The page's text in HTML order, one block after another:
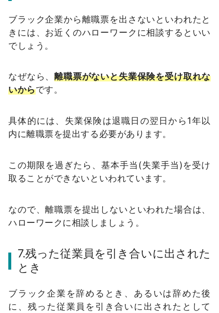
ブラック企業から離職票を出さないといわれたと
きには、お近くのハローワークに相談するといい
でしょう。
なぜなら、離職票がないと失業保険を受け取れな
いからです。
具体的には、失業保険は退職日の翌日から1年以
内に離職票を提出する必要があります。
この期限を過ぎたら、基本手当(失業手当)を受け
取ることができないといわれています。
なので、離職票を提出しないといわれた場合は、
ハローワークに相談しましょう。
7.残った従業員を引き合いに出された
とき
ブラック企業を辞めるとき、あるいは辞めた後
に、残った従業員を引き合いに出されたとして